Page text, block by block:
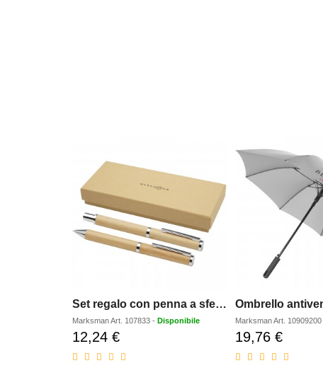
Set regalo con penna a sfera e penna roller in alluminio riciclato Apolys
MarksmanArt. 107833 - Disponibile
12,24 €Prezzo
scontato
MarksmanArt. 10909200
19,76 €Prezzo
scontato